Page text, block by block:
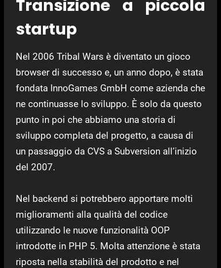
Transizione a piccola
startup
Nel 2006 Tribal Wars è diventato un gioco
browser di successo e, un anno dopo, è stata
fondata InnoGames GmbH come azienda che
ne continuasse lo sviluppo. È solo da questo
punto in poi che abbiamo una storia di
sviluppo completa del progetto, a causa di
un passaggio da CVS a Subversion all’inizio
del 2007.
Nel backend si potrebbero apportare molti
miglioramenti alla qualità del codice
utilizzando le nuove funzionalità OOP
introdotte in PHP 5. Molta attenzione è stata
riposta nella stabilità del prodotto e nel